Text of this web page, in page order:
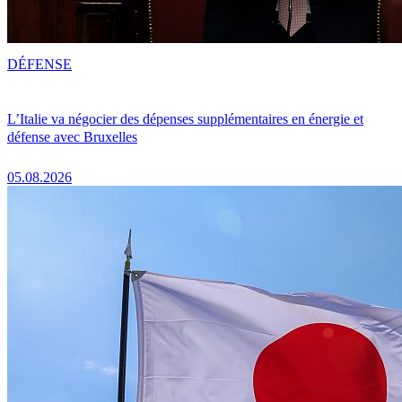
L’Italie va négocier des dépenses supplémentaires en énergie et
défense avec Bruxelles
05.08.2026
DÉFENSE